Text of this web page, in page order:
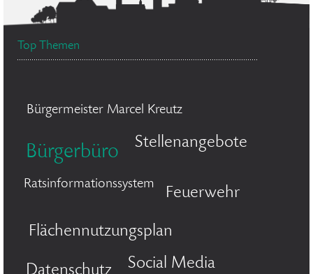
Top Themen
Bürgermeister Marcel Kreutz
Bürgerbüro Stellenangebote
Ratsinformationssystem Feuerwehr
Flächennutzungsplan
Social Media